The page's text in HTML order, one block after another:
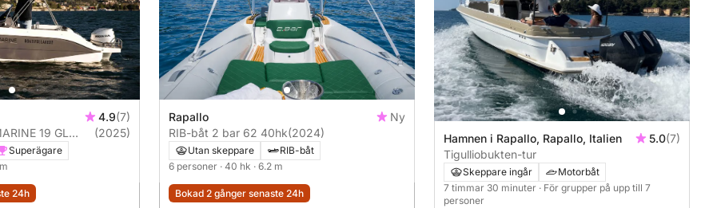
4.9(7)
OPEN AS MARINE 19 GL OPEN 40hk
(2025)
Superägare
24h
Rapallo
Ny
RIB-båt 2 bar 62 40hk(2024)
Utan skeppare
RIB-båt
6 personer · 40 hk · 6.2 m
Bokad 2 gånger senaste 24h
Hamnen i Rapallo, Rapallo, Italien 5.0(7)
Tigulliobukten-tur
Skeppare ingår
Motorbåt
7 timmar 30 minuter · För grupper på upp till 7
personer